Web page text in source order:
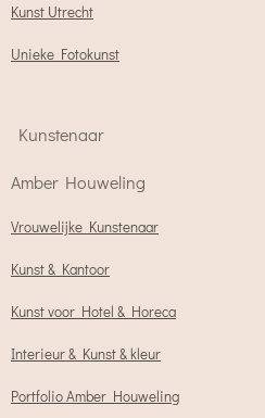
Kunst Utrecht
Unieke Fotokunst
Kunstenaar
Amber Houweling
Vrouwelijke Kunstenaar
Kunst & Kantoor
Kunst voor Hotel & Horeca
Interieur & Kunst & kleur
Portfolio Amber Houweling